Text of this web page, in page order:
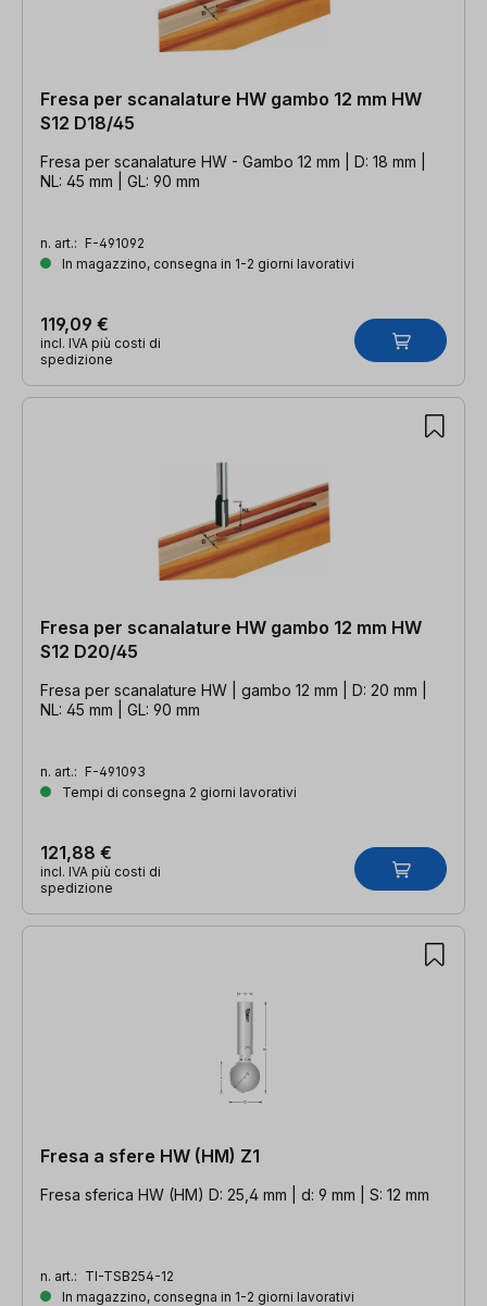
Fresa per scanalature HW gambo 12 mm HW
S12 D18/45
Fresa per scanalature HW - Gambo 12 mm | D: 18 mm |
NL: 45 mm | GL: 90 mm
n. art.: F-491092
In magazzino, consegna in 1-2 giorni lavorativi
119,09 €
incl. IVA più costi di
spedizione
Fresa per scanalature HW gambo 12 mm HW
S12 D20/45
Fresa per scanalature HW | gambo 12 mm | D: 20 mm |
NL: 45 mm | GL: 90 mm
n. art.: F-491093
Tempi di consegna 2 giorni lavorativi
121,88 €
incl. IVA più costi di
spedizione
Fresa a sfere HW (HM) Z1
Fresa sferica HW (HM) D: 25,4 mm | d: 9 mm | S: 12 mm
n. art.: TI-TSB254-12
In magazzino, consegna in 1-2 giorni lavorativi